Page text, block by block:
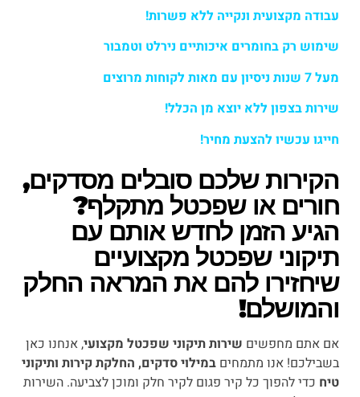
עבודה מקצועית ונקייה ללא פשרות!
שימוש רק בחומרים איכותיים נירלט וטמבור
מעל 7 שנות ניסיון עם מאות לקוחות מרוצים
שירות בצפון ללא יוצא מן הכלל!
חייגו עכשיו להצעת מחיר!
הקירות שלכם סובלים מסדקים,
חורים או שפכטל מתקלף?
הגיע הזמן לחדש אותם עם
תיקוני שפכטל מקצועיים
שיחזירו להם את המראה החלק
והמושלם!
אם אתם מחפשים שירות תיקוני שפכטל מקצועי, אנחנו כאן
בשבילכם! אנו מתמחים במילוי סדקים, החלקת קירות ותיקוני
טיח כדי להפוך כל קיר פגום לקיר חלק ומוכן לצביעה. השירות